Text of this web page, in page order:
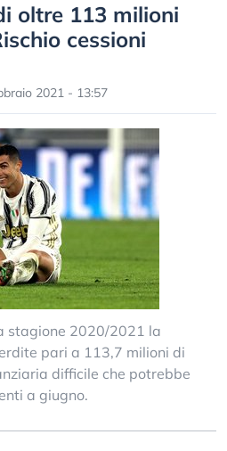
oltre 113 milioni
cessioni
2021 - 13:57
stagione 2020/2021 la
pari a 113,7 milioni di
difficile che potrebbe
a giugno.